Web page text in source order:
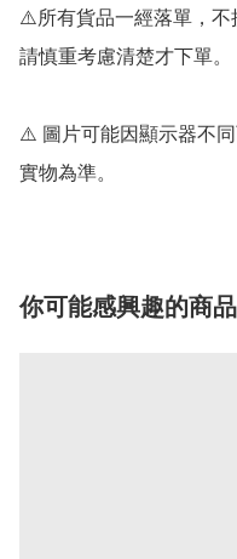
⚠️所有貨品一經落單，不
請慎重考慮清楚才下單。
⚠️ 圖片可能因顯示器不
實物為準。
你可能感興趣的商品